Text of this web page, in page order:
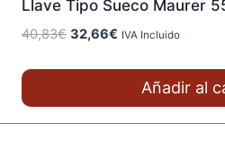
Llave Tipo Sueco Maurer
40,83€ El
32,66€ El
IVA Incluido
Añadir al